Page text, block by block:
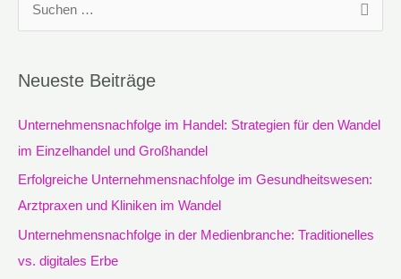
e
n
Neueste Beiträge
Unternehmensnachfolge im Handel: Strategien für den Wandel
im Einzelhandel und Großhandel
Erfolgreiche Unternehmensnachfolge im Gesundheitswesen:
Arztpraxen und Kliniken im Wandel
Unternehmensnachfolge in der Medienbranche: Traditionelles
vs. digitales Erbe